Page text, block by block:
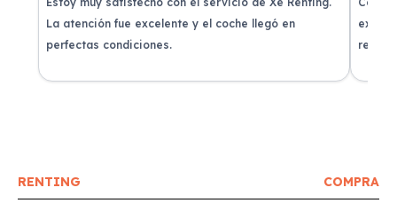
La atención fue excelente y el coche llegó en
perfectas condiciones.
RENTING COMPRA